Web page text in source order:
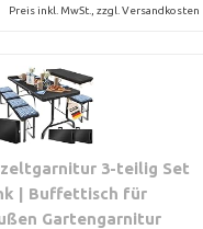
Preis inkl. MwSt., zzgl. Versandkosten
3-teilig Set
| Buffettisch für
Gartengarnitur